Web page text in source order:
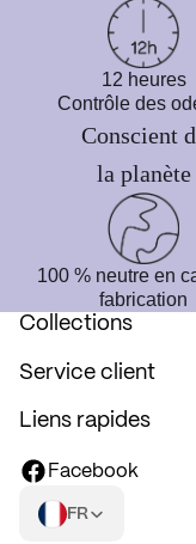
12 heures
Contrôle des
Conscient
la planète
100 % neutre en
fabrication
Collections
Service client
Liens rapides
Facebook
FR